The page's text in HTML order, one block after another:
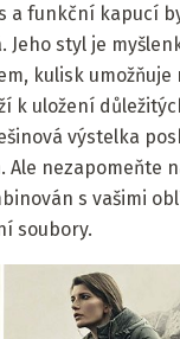
a funkční kapucí
Jeho styl je
kulisk
k uložení
výstelka
Ale nezapomeňte
s vašimi
soubory.